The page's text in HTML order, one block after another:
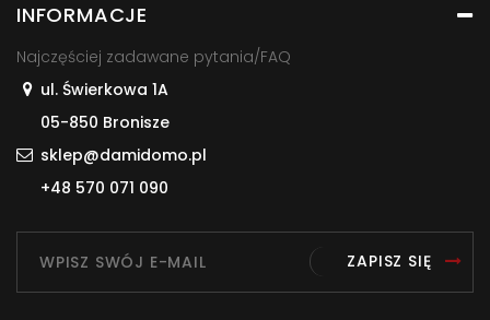
INFORMACJE
Najczęściej zadawane pytania/FAQ
ul. Świerkowa 1A
05-850 Bronisze
sklep@damidomo.pl
+48 570 071 090
ZAPISZ SIĘ